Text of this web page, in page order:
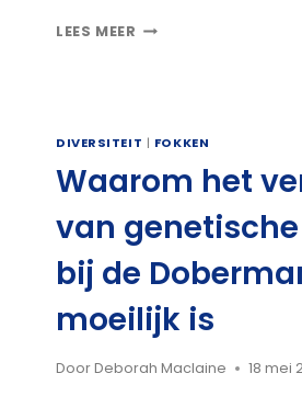
LEES MEER WAT
OM
DIVERSITEIT
DE
DOBERMANN
TE
VERGROTEN?
DIVERSITEIT | FOKKEN
Waarom het
van
bij de
moeilijk is
DoorDeborah Maclaine 18 mei